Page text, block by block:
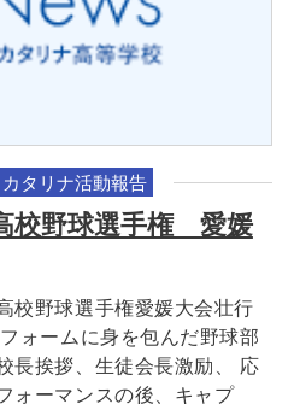
カタリナ活動報告
校野球選手権 愛媛
野球選手権愛媛大会壮行
ォームに身を包んだ野球部
長挨拶、生徒会長激励、 応
ォーマンスの後、キャプ